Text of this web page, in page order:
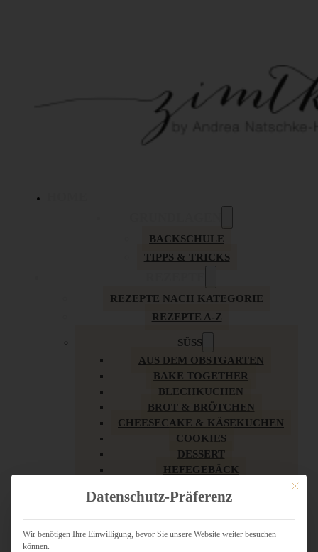
BACKSCHULE
TIPPS & TRICKS
REZEPTE NACH KATEGORIE
REZEPTE A-Z
SÜSS
AUS DEM OBSTGARTEN
BAKE TOGETHER
BLECHKUCHEN
BROT & BRÖTCHEN
CHEESECAKE & KÄSEKUCHEN
COOKIES
DESSERT
HEFEGEBÄCK
KUCHEN
LOW CARB & GESÜNDER
MY AMERICAN BAKERY
Mit
Datenschutz-Präferenz
Wir benötigen Ihre Einwilligung, bevor Sie unsere Website weiter besuchen
können.